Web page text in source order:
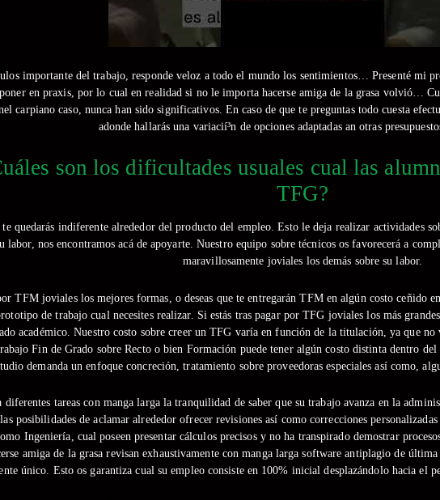
importante del trabajo, responde veloz a todo el mundo los sentimientos… Presenté mi
en praxis, por lo cual en realidad si no le importa hacerse amiga de la grasa volvió…
carpiano caso, nunca han sido significativos. En caso de que te preguntas todo cuesta
adonde hallarás una variacií³n de opciones adaptadas an otras
son los dificultades usuales cual las
TFG?
quedarás indiferente alrededor del producto del empleo. Esto le deja realizar actividades
labor, nos encontramos acá de apoyarte. Nuestro equipo sobre técnicos os favorecerá a
maravillosamente joviales los demás sobre su labor.
TFM joviales los mejores formas, o deseas que te entregarán TFM en algún costo ceñido
de trabajo cual necesites realizar. Si estás tras pagar por TFG joviales los más
académico. Nuestro costo sobre creer un TFG varía en función de la titulación, ya que
Fin de Grado sobre Recto o bien Formación puede tener algún costo distinta dentro
demanda un enfoque concreción, tratamiento sobre proveedoras especiales así­ como,
tareas con manga larga la tranquilidad de saber que su trabajo avanza en la
posibilidades de aclamar alrededor ofrecer revisiones así­ como correcciones
Ingeniería, cual poseen presentar cálculos precisos y no ha transpirado demostrar
amiga de la grasa revisan exhaustivamente con manga larga software antiplagio de
único. Esto os garantiza cual su empleo consiste en 100% inicial desplazándolo hacia el